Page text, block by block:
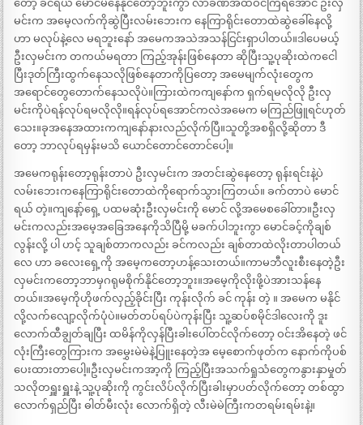
တော့ ခင်ရယ် မောင်မနေနိုင်တော့ဘူးကွာ လာခဏအထဲဝင်ကြရအောင် ဦးလှ
မင်းက အမေ့လက်ကိုဆွဲပြီးလမ်းဘေးက နေကြာရိုင်းတောထဲဆွဲခေါ်နေလို့
ဟာ မလုပ်နဲ့လေ မရဘူးနော် အမေကအသဲအသန်ငြင်းရှာပါတယ်။ဒါပေမယ့်
ဦးလှမင်းက တကယ်မရတာ ကြည့်အုန်းဖြစ်နေတာ ဆိုပြီးသူ့ပုဆိုးထဲကငေါ
ပြီးဒုတ်ကြီးထွက်နေသလိုဖြစ်နေတာကိုပြတော့ အမေမျက်လုံးတွေက
အရောင်တွေတောက်နေသလိုပဲ။ကြားထဲကကျနော်က ရှက်ရမလိုလို ဦးလှ
မင်းကိုပဲရန်လုပ်ရမလိုလို။ရန်လုပ်ရအောင်ကလဲအမေက မကြည်ဖြူရင်ဟုတ်
သေး။ခုအနေအထားကကျနော်နားလည်လိုက်ပြီ။သူတို့အစရှိလို့ဆိုတာ ဒီ
တော့ ဘာလုပ်ရမှန်းမသိ ယောင်တောင်တောင်ပေါ့။
အမေကရုန်းတော့ရုန်းတာပဲ ဦးလှမင်းက အတင်းဆွဲနေတော့ ရုန်းရင်းနဲ့ပဲ
လမ်းဘေးကနေကြာရိုင်းတောထဲကိုရောက်သွားကြတယ်။ ခက်တာပဲ မောင်
ရယ် တဲ့။ကျနော့်ရှေ့ ပထမဆုံးဦးလှမင်းကို မောင် လို့အမေစခေါ်တာ။ဦးလှ
မင်းကလည်းအမေ့အခြေအနေကိုသိပြီမို့ မခက်ပါဘူးကွာ မောင်ခင့်ကိုချစ်
လွန်းလို့ ပါ ဟင့် သူချစ်တာကလည်း ခင်ကလည်း ချစ်တာထဲလိုးတာပါတယ်
လေ ဟာ ခလေးရှေ့ကို အမေ့ကတော့ဟန့်သေးတယ်။ကာမဘီလူးစီးနေတဲ့ဦး
လှမင်းကတော့ဘာမှဂရုမစိုက်နိုင်တော့ဘူး။အမေ့ကိုလိုးဖို့ပဲအားသန်နေ
တယ်။အမေ့ကိုဟိုဖက်လှည့်ခိုင်းပြီး ကုန်းလိုက် ခင် ကုန်း တဲ့ ။ အမေက မနိုင်
လို့လက်လျော့လိုက်ပုံပဲ။မတ်တပ်ရပ်ပဲကုန်းပြီး သူ့ဆပ်စမိုင်ဒါလေးကို ဒူး
လောက်ထီချွတ်ချပြီး ထမိန်ကိုလှန်ပြီးခါးပေါ်တင်လိုက်တော့ ဝင်းအိနေတဲ့ ဖင်
လုံးကြီးတွေကြားက အမွှေးမဲမဲနဲ့ပြူးနေတဲ့အ မေ့စောက်ဖုတ်က နောက်ကိုပစ်
ပေးထားတာပေါ့။ဦးလှမင်းကအာ့ကို ကြည့်ပြီးအသက်ရှုသံတွေကနွားနှာမှုတ်
သလိုတရှူးရှူးနဲ့ သူ့ပုဆိုးကို ကွင်းလိပ်လိုက်ပြီးခါးမှာပတ်လိုက်တော့ တစ်ထွာ
လောက်ရှည်ပြီး ဓါတ်မီးလုံး လောက်ရှိတဲ့ လီးမဲမဲကြီးကတရမ်းရမ်းနဲ့။